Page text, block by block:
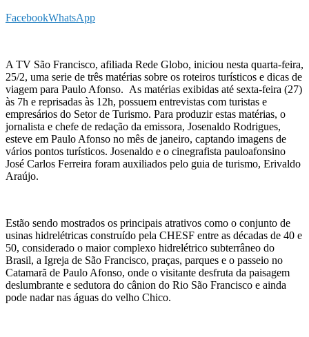
FacebookWhatsApp
A TV São Francisco, afiliada Rede Globo, iniciou nesta quarta-feira,
25/2, uma serie de três matérias sobre os roteiros turísticos e dicas de
viagem para Paulo Afonso. As matérias exibidas até sexta-feira (27)
às 7h e reprisadas às 12h, possuem entrevistas com turistas e
empresários do Setor de Turismo. Para produzir estas matérias, o
jornalista e chefe de redação da emissora, Josenaldo Rodrigues,
esteve em Paulo Afonso no mês de janeiro, captando imagens de
vários pontos turísticos. Josenaldo e o cinegrafista pauloafonsino
José Carlos Ferreira foram auxiliados pelo guia de turismo, Erivaldo
Araújo.
Estão sendo mostrados os principais atrativos como o conjunto de
usinas hidrelétricas construído pela CHESF entre as décadas de 40 e
50, considerado o maior complexo hidrelétrico subterrâneo do
Brasil, a Igreja de São Francisco, praças, parques e o passeio no
Catamarã de Paulo Afonso, onde o visitante desfruta da paisagem
deslumbrante e sedutora do cânion do Rio São Francisco e ainda
pode nadar nas águas do velho Chico.